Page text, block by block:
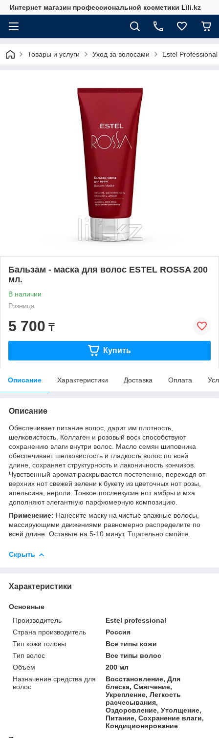
Интернет магазин профессиональной косметики Lili.kz
Товары и услуги Уход за волосами Estel Professional
Бальзам - маска для волос ESTEL ROSSA 200
мл.
В наличии
Розница
5 700 ₸
Купить
Описание Характеристики Доставка Оплата
Описание
Обеспечивает питание волос, дарит им плотность,
шелковистость. Коллаген и розовый воск способствуют
сохранению влаги внутри волос. Масло семян шиповника
обеспечивает шелковистость и гладкость волос по всей
длине, сохраняет структурность и лаконичность кончиков.
Чувственный аромат раскрывается постепенно, переходя от
верхних нот свежей зелени к букету из цветочных нот розы,
апельсина, нероли. Тонкое послевкусие нот амбры и мха
дополняют элегантную парфюмерную композицию.
Применение: Нанесите маску на чистые влажные волосы,
массирующими движениями равномерно распределите по
всей длине. Оставьте на 5-10 минут. Тщательно смойте.
Скрыть
Характеристики
Основные
Производитель
Estel professional
Страна производитель
Россия
Тип кожи головы
Все типы кожи
Тип волос
Все типы волос
Объем
200 мл
Назначение средства для
волос
Восстановление, Для
блеска, Смягчение,
Укрепление, Легкость
расчесывания,
Оздоровление, Утолщение,
Питание, Сохранение влаги,
Кондиционирование